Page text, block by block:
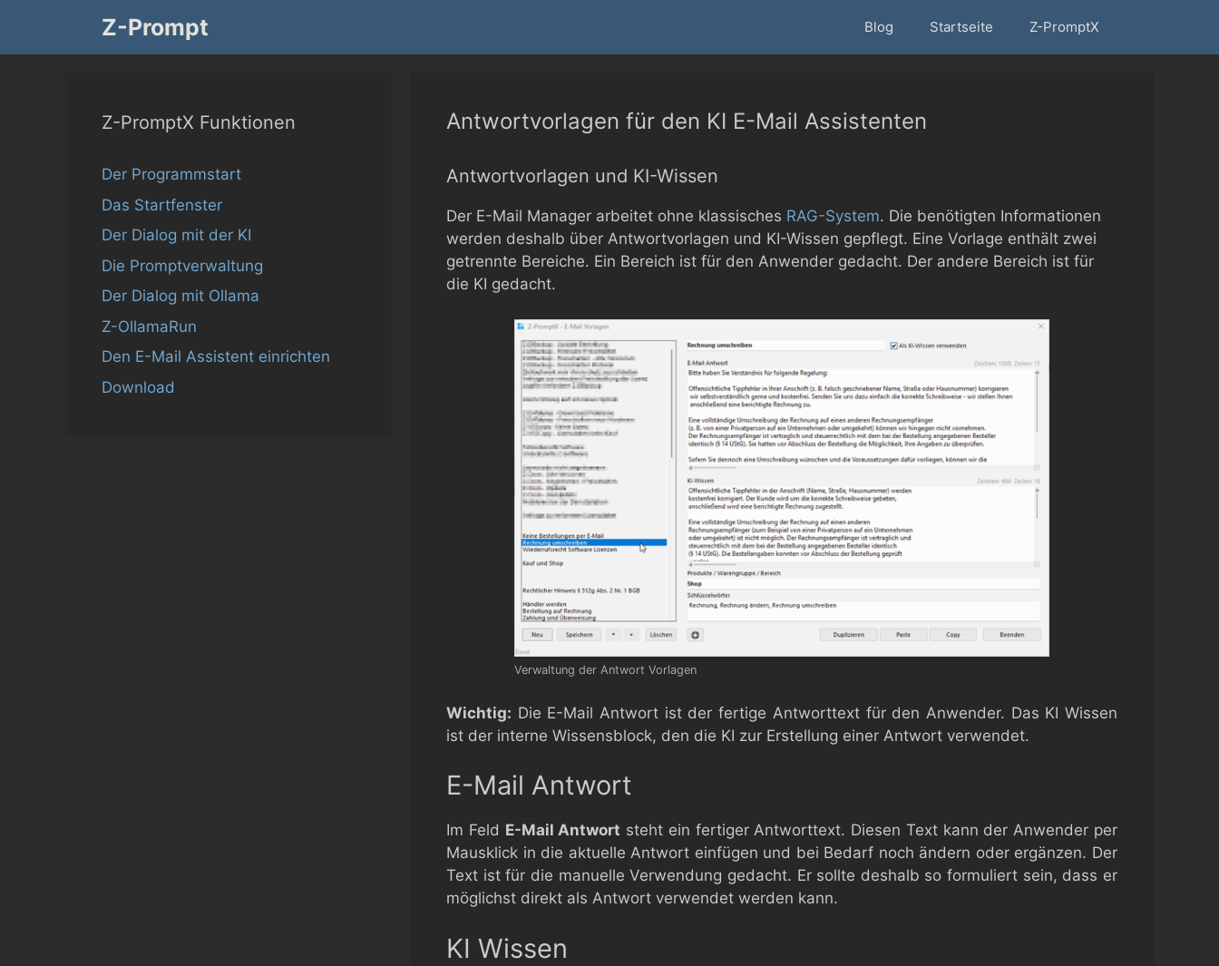
springen
Z-Prompt Blog Startseite Z-PromptX
Antwortvorlagen für den KI E-Mail Assistenten
Antwortvorlagen und KI-Wissen
Der E-Mail Manager arbeitet ohne klassisches RAG-System. Die benötigten Informationen
werden deshalb über Antwortvorlagen und KI-Wissen gepflegt. Eine Vorlage enthält zwei
getrennte Bereiche. Ein Bereich ist für den Anwender gedacht. Der andere Bereich ist für
die KI gedacht.
Verwaltung der Antwort Vorlagen
Wichtig: Die E-Mail Antwort ist der fertige Antworttext für den Anwender. Das KI Wissen
ist der interne Wissensblock, den die KI zur Erstellung einer Antwort verwendet.
E-Mail Antwort
Im Feld E-Mail Antwort steht ein fertiger Antworttext. Diesen Text kann der Anwender per
Mausklick in die aktuelle Antwort einfügen und bei Bedarf noch ändern oder ergänzen. Der
Text ist für die manuelle Verwendung gedacht. Er sollte deshalb so formuliert sein, dass er
möglichst direkt als Antwort verwendet werden kann.
KI Wissen
Z-PromptX Funktionen
Der Programmstart
Das Startfenster
Der Dialog mit der KI
Die Promptverwaltung
Der Dialog mit Ollama
Z-OllamaRun
Den E-Mail Assistent einrichten
Download